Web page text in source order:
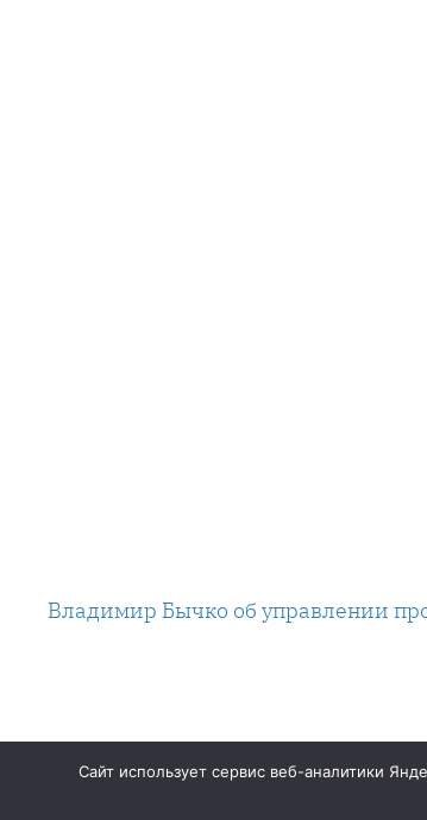
Владимир Бычко об управлении
Сайт использует сервис веб-аналитики